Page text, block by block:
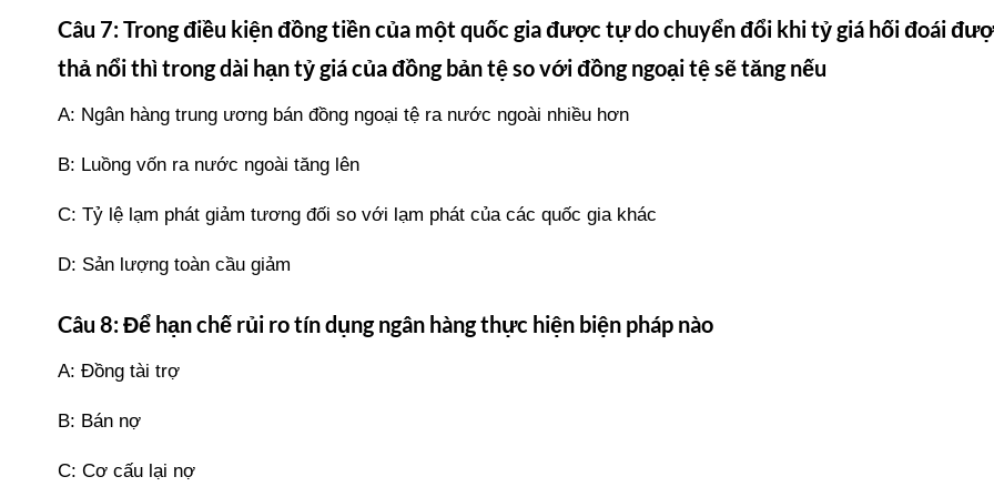
Câu 7: Trong điều kiện đồng tiền của một quốc gia được tự do chuyển đổi khi tỷ giá hối đoái
thả nổi thì trong dài hạn tỷ giá của đồng bản tệ so với đồng ngoại tệ sẽ tăng nếu
A: Ngân hàng trung ương bán đồng ngoại tệ ra nước ngoài nhiều hơn
B: Luồng vốn ra nước ngoài tăng lên
C: Tỷ lệ lạm phát giảm tương đối so với lạm phát của các quốc gia khác
D: Sản lượng toàn cầu giảm
Câu 8: Để hạn chế rủi ro tín dụng ngân hàng thực hiện biện pháp nào
A: Đồng tài trợ
B: Bán nợ
C: Cơ cấu lại nợ